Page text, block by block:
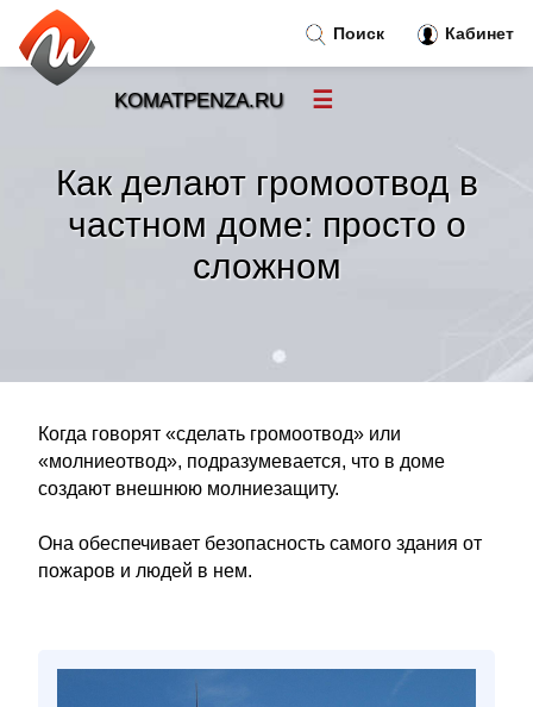
Как делают громоотвод в
частном доме: просто о
сложном
Когда говорят «сделать громоотвод» или
«молниеотвод», подразумевается, что в доме
создают внешнюю молниезащиту.
Она обеспечивает безопасность самого здания от
пожаров и людей в нем.
Поиск Кабинет
KOMATPENZA.RU ☰
Новости»
Тренды новостей»